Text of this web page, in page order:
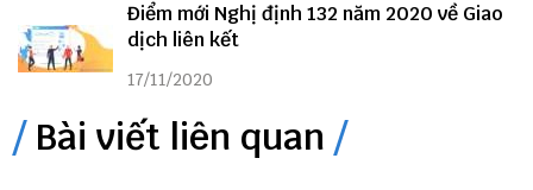
Điểm mới Nghị định 132 năm 2020 về Giao
dịch liên kết
17/11/2020
Bài viết liên quan